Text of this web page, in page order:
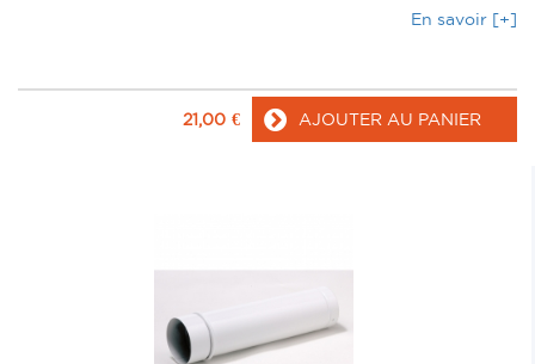
En savoir [+]
21,00 € AJOUTER AU PANIER